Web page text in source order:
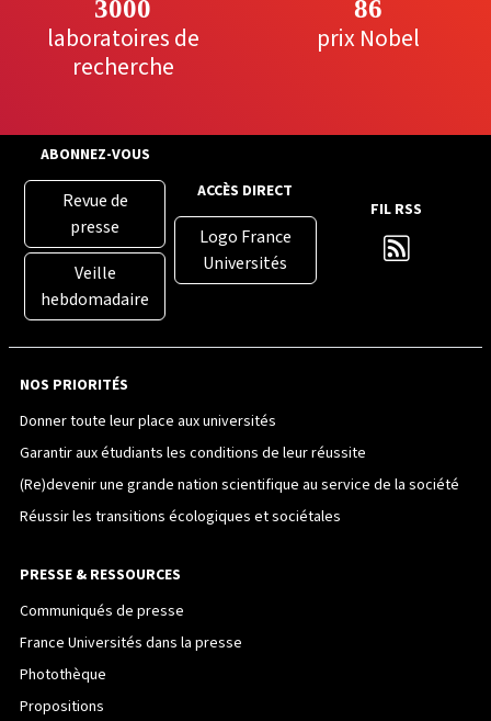
3000
laboratoires de
recherche
86
prix Nobel
ABONNEZ-VOUS
Revue de
presse
Veille
hebdomadaire
ACCÈS DIRECT
Logo France
Universités
FIL RSS
NOS PRIORITÉS
Donner toute leur place aux universités
Garantir aux étudiants les conditions de leur réussite
(Re)devenir une grande nation scientifique au service de la société
Réussir les transitions écologiques et sociétales
PRESSE & RESSOURCES
Communiqués de presse
France Universités dans la presse
Photothèque
Propositions